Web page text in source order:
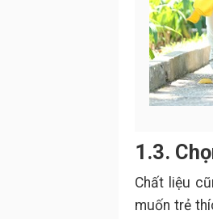
1.3.
Chất liệu
muốn trẻ